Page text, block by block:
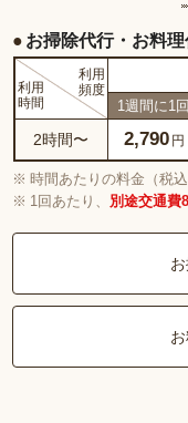
お掃除代行・お料
利用
時間
利用
頻度
1週間に1回
2時間〜 2,790 円
時間あたりの料金（税
1回あたり、 別途交通費